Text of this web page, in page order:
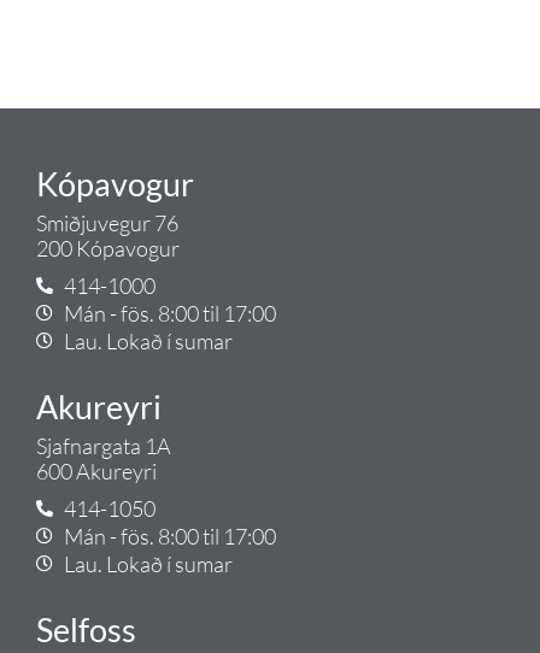
Kópavogur
Smiðjuvegur 76
200 Kópavogur
414-1000
Mán - fös. 8:00 til 17:00
Lau. Lokað í sumar
Akureyri
Sjafnargata 1A
600 Akureyri
414-1050
Mán - fös. 8:00 til 17:00
Lau. Lokað í sumar
Selfoss